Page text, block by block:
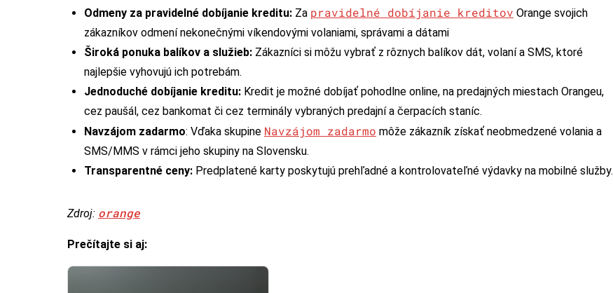
Odmeny za pravidelné dobíjanie kreditu: Za pravidelné dobíjanie kreditov Orange svojich
zákazníkov odmení nekonečnými víkendovými volaniami, správami a dátami
Široká ponuka balíkov a služieb: Zákazníci si môžu vybrať z rôznych balíkov dát, volaní a SMS, ktoré
najlepšie vyhovujú ich potrebám.
Jednoduché dobíjanie kreditu: Kredit je možné dobíjať pohodlne online, na predajných miestach Orangeu,
cez paušál, cez bankomat či cez terminály vybraných predajní a čerpacích staníc.
Navzájom zadarmo: Vďaka skupine Navzájom zadarmo môže zákazník získať neobmedzené volania a
SMS/MMS v rámci jeho skupiny na Slovensku.
Transparentné ceny: Predplatené karty poskytujú prehľadné a kontrolovateľné výdavky na mobilné služby.
Zdroj: orange
Prečítajte si aj: